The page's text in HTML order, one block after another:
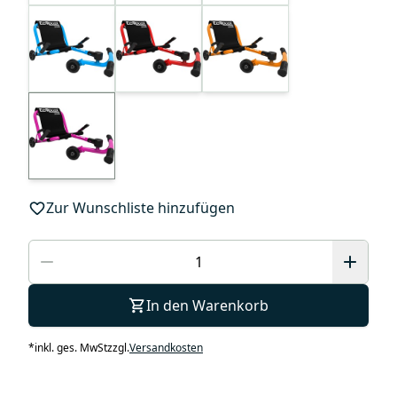
Zur Wunschliste hinzufügen
In den Warenkorb
*inkl. ges. MwStzzgl.Versandkosten